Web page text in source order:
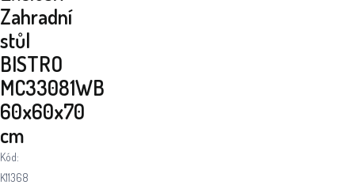
Zahradní
stůl
BISTRO
MC33081WB
60x60x70
cm
Kód:
K11368